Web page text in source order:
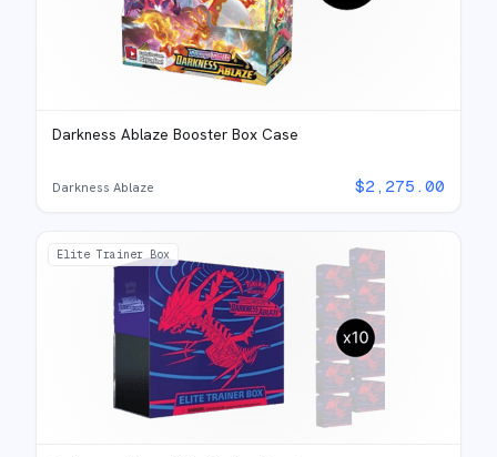
Darkness Ablaze Booster Box Case
Darkness Ablaze $2,275.00
Elite Trainer Box